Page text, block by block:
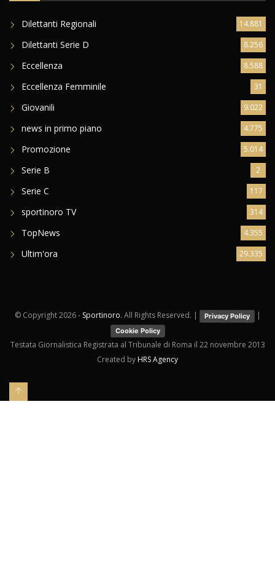
Dilettanti Regionali 14.881
Dilettanti Serie D 8.256
Eccellenza 8.588
Eccellenza Femminile 31
Giovanili 9.022
news in primo piano 4.775
Promozione 5.014
Serie B 2
Serie C 117
sportinoro TV 314
TopNews 4.355
Ultim'ora 29.335
© Copyright2026 - Sportinoro. All Rights Reserved. | Privacy Policy |
Cookie Policy
Testata Giornalistica Registrata al Tribunale di Roma il 22 novembre 2013
Created by HRS Agency